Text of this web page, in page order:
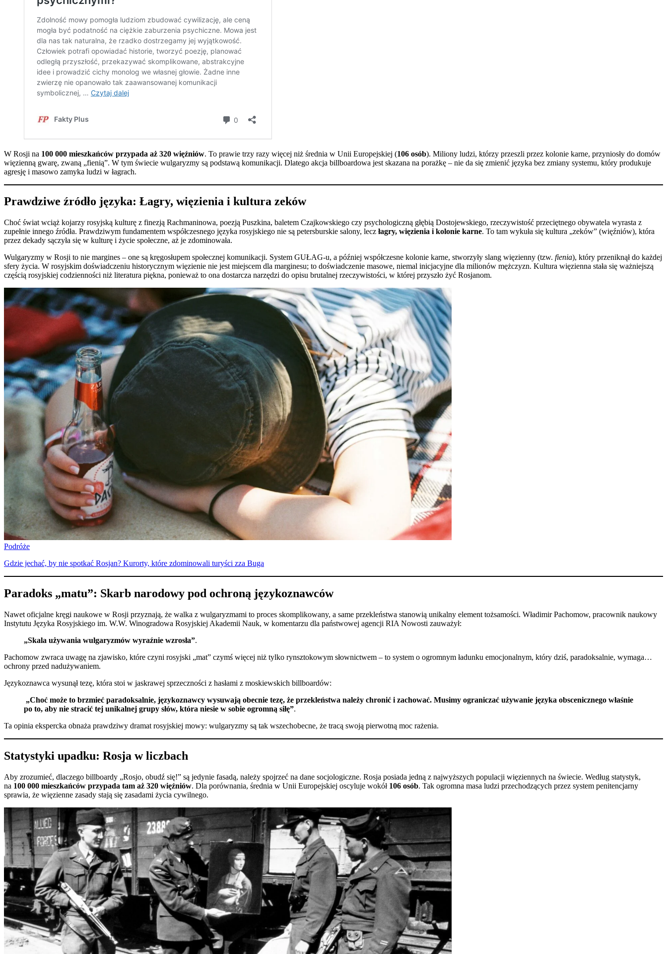
W Rosji na 100 000 mieszkańców przypada aż 320 więźniów. To prawie trzy razy więcej niż średnia w Unii Europejskiej (106 osób). Miliony ludzi, którzy przeszli przez kolonie karne, przyniosły do domów
więzienną gwarę, zwaną „fienią”. W tym świecie wulgaryzmy są podstawą komunikacji. Dlatego akcja billboardowa jest skazana na porażkę – nie da się zmienić języka bez zmiany systemu, który produkuje
agresję i masowo zamyka ludzi w łagrach.
Prawdziwe źródło języka: Łagry, więzienia i kultura zeków
Choć świat wciąż kojarzy rosyjską kulturę z finezją Rachmaninowa, poezją Puszkina, baletem Czajkowskiego czy psychologiczną głębią Dostojewskiego, rzeczywistość przeciętnego obywatela wyrasta z
zupełnie innego źródła. Prawdziwym fundamentem współczesnego języka rosyjskiego nie są petersburskie salony, lecz łagry, więzienia i kolonie karne. To tam wykuła się kultura „zeków” (więźniów), która
przez dekady sączyła się w kulturę i życie społeczne, aż je zdominowała.
Wulgaryzmy w Rosji to nie margines – one są kręgosłupem społecznej komunikacji. System GUŁAG-u, a później współczesne kolonie karne, stworzyły slang więzienny (tzw. fienia), który przeniknął do każdej
sfery życia. W rosyjskim doświadczeniu historycznym więzienie nie jest miejscem dla marginesu; to doświadczenie masowe, niemal inicjacyjne dla milionów mężczyzn. Kultura więzienna stała się ważniejszą
częścią rosyjskiej codzienności niż literatura piękna, ponieważ to ona dostarcza narzędzi do opisu brutalnej rzeczywistości, w której przyszło żyć Rosjanom.
Podróże
Gdzie jechać, by nie spotkać Rosjan? Kurorty, które zdominowali turyści zza Buga
Paradoks „matu”: Skarb narodowy pod ochroną językoznawców
Nawet oficjalne kręgi naukowe w Rosji przyznają, że walka z wulgaryzmami to proces skomplikowany, a same przekleństwa stanowią unikalny element tożsamości. Władimir Pachomow, pracownik naukowy
Instytutu Języka Rosyjskiego im. W.W. Winogradowa Rosyjskiej Akademii Nauk, w komentarzu dla państwowej agencji RIA Nowosti zauważył:
„Skala używania wulgaryzmów wyraźnie wzrosła”.
Pachomow zwraca uwagę na zjawisko, które czyni rosyjski „mat” czymś więcej niż tylko rynsztokowym słownictwem – to system o ogromnym ładunku emocjonalnym, który dziś, paradoksalnie, wymaga…
ochrony przed nadużywaniem.
Językoznawca wysunął tezę, która stoi w jaskrawej sprzeczności z hasłami z moskiewskich billboardów:
„Choć może to brzmieć paradoksalnie, językoznawcy wysuwają obecnie tezę, że przekleństwa należy chronić i zachować. Musimy ograniczać używanie języka obscenicznego właśnie
po to, aby nie stracić tej unikalnej grupy słów, która niesie w sobie ogromną siłę”.
Ta opinia ekspercka obnaża prawdziwy dramat rosyjskiej mowy: wulgaryzmy są tak wszechobecne, że tracą swoją pierwotną moc rażenia.
Statystyki upadku: Rosja w liczbach
Aby zrozumieć, dlaczego billboardy „Rosjo, obudź się!” są jedynie fasadą, należy spojrzeć na dane socjologiczne. Rosja posiada jedną z najwyższych populacji więziennych na świecie. Według statystyk,
na 100 000 mieszkańców przypada tam aż 320 więźniów. Dla porównania, średnia w Unii Europejskiej oscyluje wokół 106 osób. Tak ogromna masa ludzi przechodzących przez system penitencjarny
sprawia, że więzienne zasady stają się zasadami życia cywilnego.